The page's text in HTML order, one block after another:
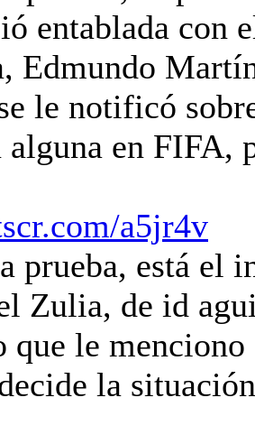
entablada con
Edmundo
le notificó
en FIFA,
a5jr4v
prueba, está el
Zulia, de id
que le
la